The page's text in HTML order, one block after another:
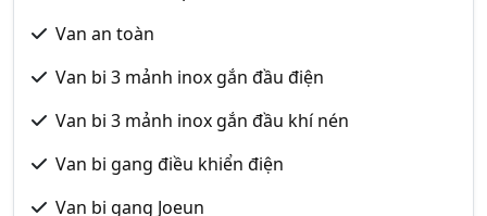
Van an toàn
Van bi 3 mảnh inox gắn đầu điện
Van bi 3 mảnh inox gắn đầu khí nén
Van bi gang điều khiển điện
Van bi gang Joeun